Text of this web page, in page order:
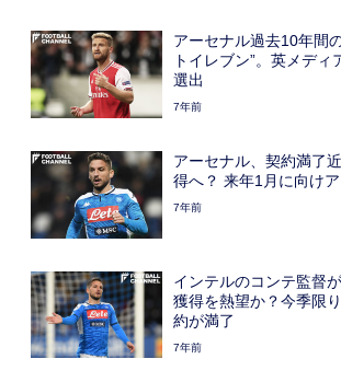
アーセナル過去10年間
トイレブン”。英メディ
選出
7年前
アーセナル、契約満了
得へ？ 来年1月に向け
7年前
インテルのコンテ監督
獲得を熱望か？今季限
約が満了
7年前